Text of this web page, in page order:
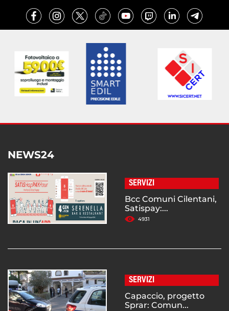
NEWS24
SERVIZI
Bcc Comuni Cilentani,
Satispay:...
4931
SERVIZI
Capaccio, progetto
Sprar: Comun...